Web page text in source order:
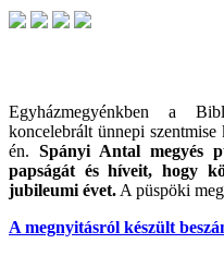
Egyházmegyénkben a
koncelebrált ünnepi
én. Spányi Antal megyés
papságát és híveit, hogy
jubileumi évet. A püspöki
A megnyitásról készült